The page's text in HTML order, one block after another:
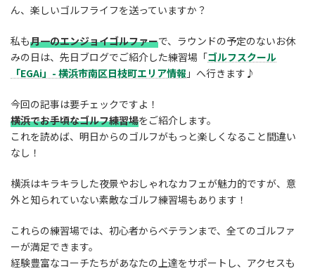
ん、楽しいゴルフライフを送っていますか？
私も月一のエンジョイゴルファーで、ラウンドの予定のないお休
みの日は、先日ブログでご紹介した練習場「ゴルフスクール
「EGAi」- 横浜市南区日枝町エリア情報 」へ行きます♪
今回の記事は要チェックですよ！
横浜でお手頃なゴルフ練習場をご紹介します。
これを読めば、明日からのゴルフがもっと楽しくなること間違い
なし！
横浜はキラキラした夜景やおしゃれなカフェが魅力的ですが、意
外と知られていない素敵なゴルフ練習場もあります！
これらの練習場では、初心者からベテランまで、全てのゴルファ
ーが満足できます。
経験豊富なコーチたちがあなたの上達をサポートし、アクセスも